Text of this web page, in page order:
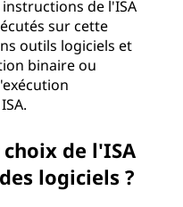
de l'ISA
sur cette
outils logiciels et
binaire ou
de l'ISA
logiciels ?